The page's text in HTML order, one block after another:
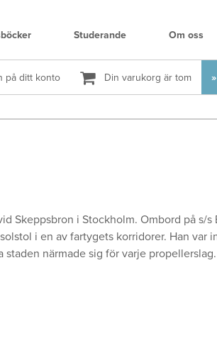
Studerande Om oss
på ditt konto Din varukorg är tom
Skeppsbron i Stockholm. Ombord på s/s
i en av fartygets korridorer. Han var
närmade sig för varje propellerslag.